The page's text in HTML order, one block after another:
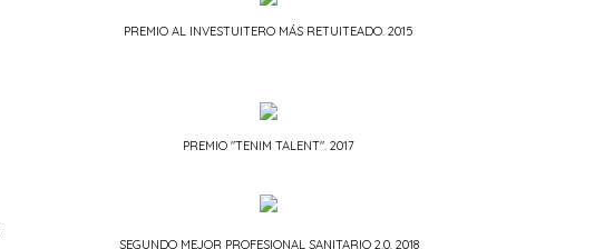
PREMIO AL INVESTUITERO MÁS RETUITEADO. 2015
PREMIO "TENIM TALENT". 2017
SEGUNDO MEJOR PROFESIONAL SANITARIO 2.0. 2018